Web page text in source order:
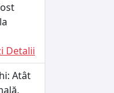
Detalii
Atât